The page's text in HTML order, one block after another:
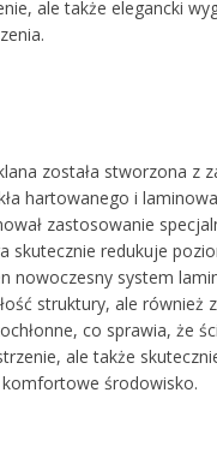
ale także elegancki
została stworzona z
hartowanego i
zastosowanie
skutecznie redukuje
nowoczesny system
struktury, ale również
co sprawia, że
ale także
środowisko.